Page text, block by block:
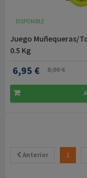
DISPONIBLE
Juego Muñequeras/
0.5 Kg
6,95 € 8,00 €
Anterior 1